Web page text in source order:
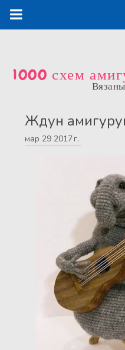
1000 схем
Ждун
мар 29 2017 г.